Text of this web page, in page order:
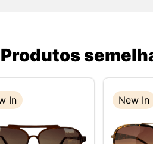
Produtos
In New In